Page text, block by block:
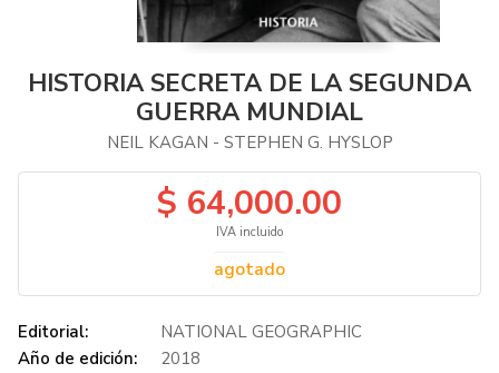
HISTORIA SECRETA DE LA SEGUNDA
GUERRA MUNDIAL
NEIL KAGAN - STEPHEN G. HYSLOP
$ 64,000.00
IVA incluido
agotado
Editorial:
NATIONAL GEOGRAPHIC
Año de edición:
2018